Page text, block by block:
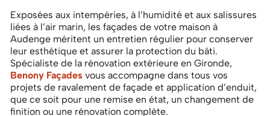
Exposées aux intempéries, à l’humidité et aux salissures
liées à l’air marin, les façades de votre maison à
Audenge méritent un entretien régulier pour conserver
leur esthétique et assurer la protection du bâti.
Spécialiste de la rénovation extérieure en Gironde,
Benony Façades vous accompagne dans tous vos
projets de ravalement de façade et application d’enduit,
que ce soit pour une remise en état, un changement de
finition ou une rénovation complète.